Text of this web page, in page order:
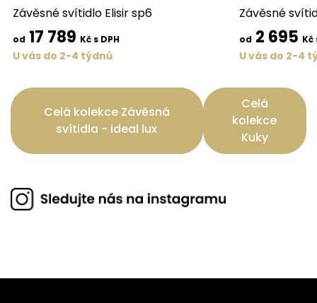
Závěsné svítidlo Elisir sp6
od 17 789 Kč s DPH
U vás do 2-4 týdnů
Závěsné
od 2 695 Kč
U vás do 2-4
Celá kolekce Závěsná
svítidla - ideal lux
Celá
kolekce
Kuky